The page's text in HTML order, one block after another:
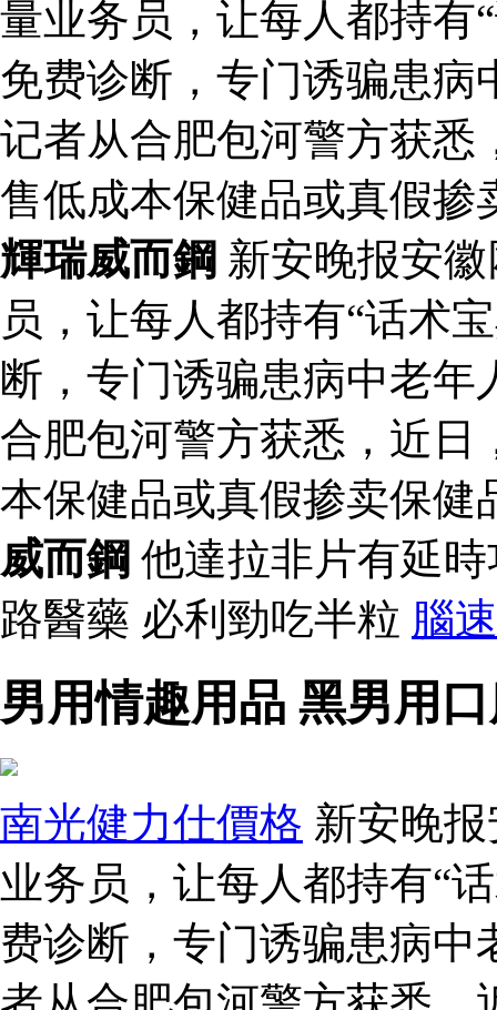
量业务员，让每人都持有
免费诊断，专门诱骗患
记者从合肥包河警方获悉
售低成本保健品或真假掺
輝瑞威而鋼 新安晚报安
员，让每人都持有“话术
断，专门诱骗患病中老
合肥包河警方获悉，近日
本保健品或真假掺卖保
威而鋼 他達拉非片有延
路醫藥 必利勁吃半粒 腦
男用情趣用品 黑男用
南光健力仕價格 新安晚
业务员，让每人都持有“
费诊断，专门诱骗患病